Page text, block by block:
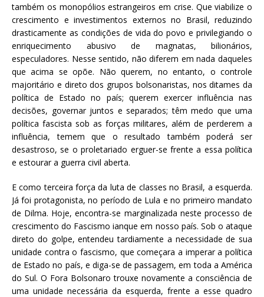
também os monopólios estrangeiros em crise. Que viabilize o
crescimento e investimentos externos no Brasil, reduzindo
drasticamente as condições de vida do povo e privilegiando o
enriquecimento abusivo de magnatas, bilionários,
especuladores. Nesse sentido, não diferem em nada daqueles
que acima se opõe. Não querem, no entanto, o controle
majoritário e direto dos grupos bolsonaristas, nos ditames da
política de Estado no país; querem exercer influência nas
decisões, governar juntos e separados; têm medo que uma
política fascista sob as forças militares, além de perderem a
influência, temem que o resultado também poderá ser
desastroso, se o proletariado erguer-se frente a essa política
e estourar a guerra civil aberta.
E como terceira força da luta de classes no Brasil, a esquerda.
Já foi protagonista, no período de Lula e no primeiro mandato
de Dilma. Hoje, encontra-se marginalizada neste processo de
crescimento do Fascismo ianque em nosso país. Sob o ataque
direto do golpe, entendeu tardiamente a necessidade de sua
unidade contra o fascismo, que começara a imperar a política
de Estado no país, e diga-se de passagem, em toda a América
do Sul. O Fora Bolsonaro trouxe novamente a consciência de
uma unidade necessária da esquerda, frente a esse quadro